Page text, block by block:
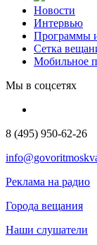
Новости
Интервью
Программы
Сетка
Мобильное
Мы в соцсетях
8 (495) 950-62-26
Реклама на радио
Города вещания
Наши слушатели